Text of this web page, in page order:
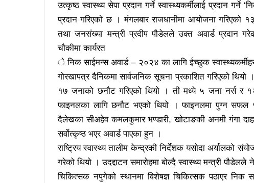
उत्कृष्ठ स्वास्थ्य सेपा प्रदान गर्ने स्वास्थ्यकर्मीलाई प्रदान गर्ने
प्रदान गरिएको छ । मंगलबार राजधानीमा आयोजना गरिएको
तथा जनसंख्या मन्त्री प्रदीप पौडेलले उक्त अवार्ड प्रदान
चौकीमा कार्यरत
निक साईमन्स अवार्ड – २०२४ का लागि ईच्छुक
गोरखापत्र दैनिकमा सार्वजनिक सूचना प्रकाशित गरिएको थियो
१७ जनाको छनौट गरिएको थियो । ती मध्ये ५ जना नर्स र
फाइनलका लागि छनौट भएको थियो । फाइनलमा पुग्न सफल
दैलेखका सीअहेव कमलकुमार भण्डारी, खोटाङकी अनमी गंगा
सर्वोत्कृष्ठ भएर अवार्ड पाएका हुन ।
राष्ट्रिय स्वास्थ्य तालीम केन्द्रकी निर्देशक यसोदा अर्यालको
गरेको थियो । उदद्दाटन समारोहमा बोल्दै स्वास्थ्य मन्त्री पौडेलले
चिकित्सक नपुगेको स्थानमा विशेषज्ञ चिकित्सक पठाएर निक